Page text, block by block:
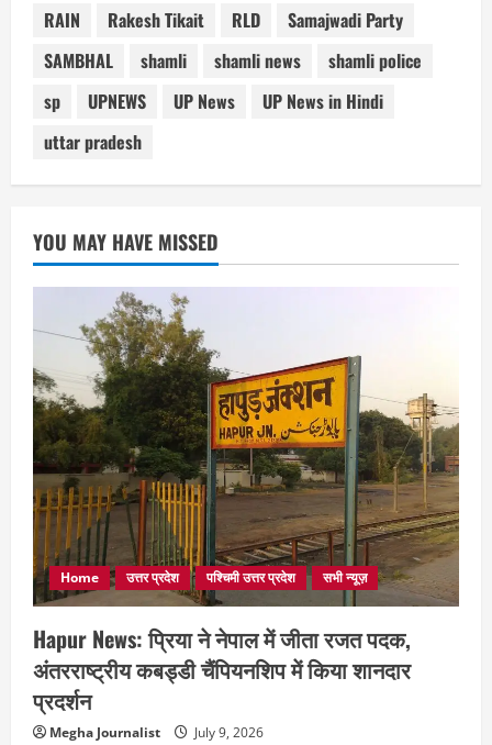
RAIN
Rakesh Tikait RLD
Samajwadi Party
SAMBHAL
shamli shamli news
shamli police
sp
UPNEWS UP News
UP News in Hindi
uttar pradesh
YOU MAY HAVE MISSED
Home उत्तर प्रदेश पश्चिमी उत्तर प्रदेश सभी न्यूज़
Hapur News: प्रिया ने नेपाल में जीता रजत पदक,
अंतरराष्ट्रीय कबड्डी चैंपियनशिप में किया शानदार
प्रदर्शन
Megha Journalist July 9, 2026